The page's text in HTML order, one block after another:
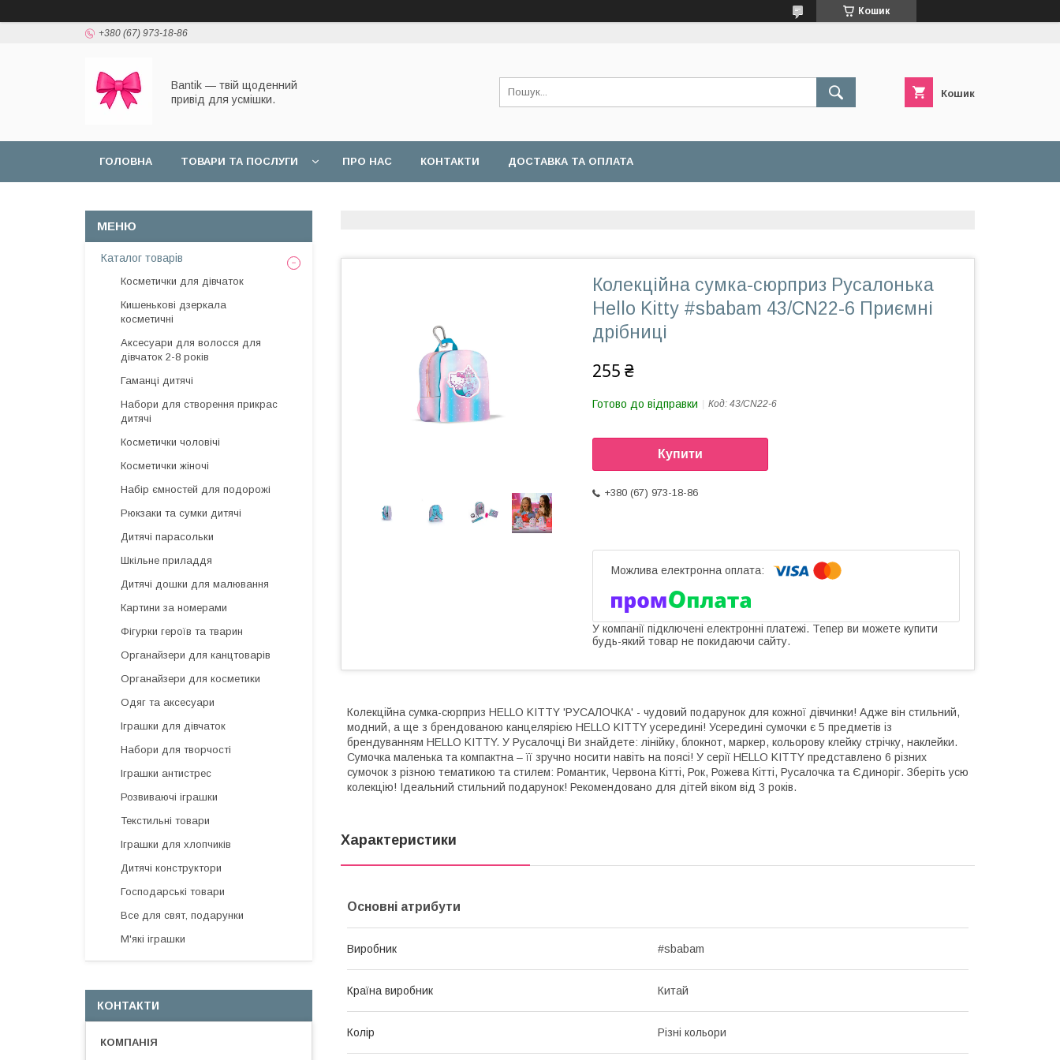
Кошик
+380 (67) 973-18-86
Bantik — твій щоденний
привід для усмішки.
Кошик
ГОЛОВНА ТОВАРИ ТА ПОСЛУГИ ПРО НАС КОНТАКТИ ДОСТАВКА ТА ОПЛАТА
Колекційна сумка-сюрприз Русалонька
Hello Kitty #sbabam 43/CN22-6 Приємні
дрібниці
255 ₴
Готово до відправки Код: 43/CN22-6
Купити
+380 (67) 973-18-86
У компанії підключені електронні платежі. Тепер ви можете купити
будь-який товар не покидаючи сайту.
Колекційна сумка-сюрприз HELLO KITTY 'РУСАЛОЧКА' - чудовий подарунок для кожної дівчинки! Адже він стильний,
модний, а ще з брендованою канцелярією HELLO KITTY усередині! Усередині сумочки є 5 предметів із
брендуванням HELLO KITTY. У Русалочці Ви знайдете: лінійку, блокнот, маркер, кольорову клейку стрічку, наклейки.
Сумочка маленька та компактна – її зручно носити навіть на поясі! У серії HELLO KITTY представлено 6 різних
сумочок з різною тематикою та стилем: Романтик, Червона Кітті, Рок, Рожева Кітті, Русалочка та Єдиноріг. Зберіть усю
колекцію! Ідеальний стильний подарунок! Рекомендовано для дітей віком від 3 років.
Характеристики
Основні атрибути
Виробник #sbabam
Країна виробник Китай
Колір Різні кольори
Каталог товарів
Косметички для дівчаток
Кишенькові дзеркала
косметичні
Аксесуари для волосся для
дівчаток 2-8 років
Гаманці дитячі
Набори для створення прикрас
дитячі
Косметички чоловічі
Косметички жіночі
Набір ємностей для подорожі
Рюкзаки та сумки дитячі
Дитячі парасольки
Шкільне приладдя
Дитячі дошки для малювання
Картини за номерами
Фігурки героїв та тварин
Органайзери для канцтоварів
Органайзери для косметики
Одяг та аксесуари
Іграшки для дівчаток
Набори для творчості
Іграшки антистрес
Розвиваючі іграшки
Текстильні товари
Іграшки для хлопчиків
Дитячі конструктори
Господарські товари
Все для свят, подарунки
М'які іграшки
КОНТАКТИ